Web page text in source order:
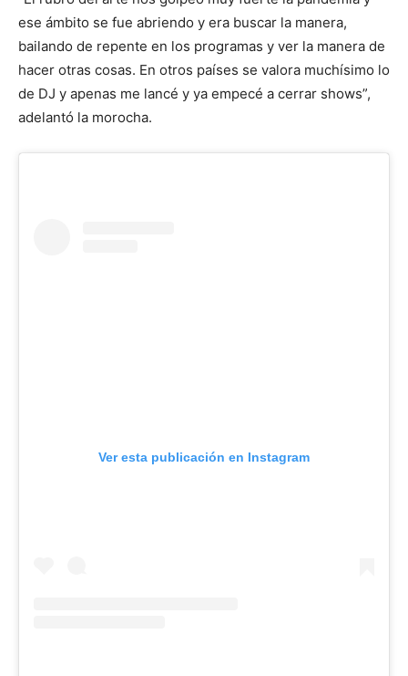
ese ámbito se fue abriendo y era buscar la manera,
bailando de repente en los programas y ver la manera de
hacer otras cosas. En otros países se valora muchísimo lo
de DJ y apenas me lancé y ya empecé a cerrar shows”,
adelantó la morocha.
Ver esta publicación en Instagram